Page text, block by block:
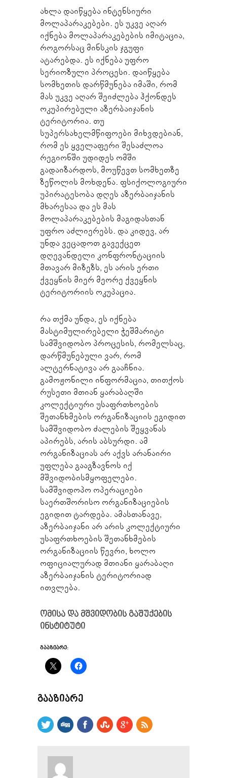
ახლა დაიწყება ინტენსიური
მოლაპარაკებები. ეს უკვე აღარ
იქნება მოლაპარაკებების იმიტაცია,
როგორსაც მინსკის ჯგუფი
ატარებდა. ეს იქნება უფრო
სერიოზული პროცესი. დაიწყება
სომხეთის დარწმუნება იმაში, რომ
მას უკვე აღარ შეიძლება ჰქონდეს
ოკუპირებული აზერბაიჯანის
ტერიტორია. თუ
სუპერსახელმწიფოები მიხვდებიან,
რომ ეს ყველაფერი შესაძლოა
რეგიონში უდიდეს ომში
გადაიზარდოს, მოუწევთ სომხეთზე
ზეწოლის მოხდენა. ფსიქოლოგიური
უპირატესობა დღეს აზერბაიჯანის
მხარესაა და ეს მას
მოლაპარაკებების მაგიდასთან
უფრო აძლიერებს. და კიდევ, არ
უნდა ვეცადოთ გავექცეთ
დღევანდელი კონფრონტაციის
მთავარ მიზეზს, ეს არის ერთი
ქვეყნის მიერ მეორე ქვეყნის
ტერიტორიის ოკუპაცია.
რა თქმა უნდა, ეს იქნება
მასტიმულირებელი ჭეშმარიტი
სამშვიდობო პროცესის, რომელსაც,
დარწმუნებული ვარ, რომ
ალტერნატივა არ გააჩნია.
გამოჟონილი ინფორმაცია, თითქოს
რუსეთი მთიან ყარაბაღში
კოლექტიური უსაფრთხოების
შეთანხმების ორგანიზაციის ეგიდით
სამშვიდობო ძალების შეყვანას
აპირებს, არის აბსურდი. ამ
ორგანიზაციას არ აქვს არანაირი
უფლება გააგზავნოს იქ
მშვიდობისმყოფელები.
სამშვიდოპო ოპერაციები
საერთშორისო ორგანიზაციების
ეგიდით ტარდება. ამასთანავე,
აზერბაიჯანი არ არის კოლექტიური
უსაფრთხოების შეთანხმების
ორგანიზაციის წევრი, ხოლო
ოფიციალურად მთიანი ყარაბაღი
აზერბაიჯანის ტერიტორიად
ითვლება.
ომისა და მშვიდობის გაშუქების
ინსტიტუტი
ᲒᲐᲐᲖᲘᲐᲠᲔ:
ᲒᲐᲐᲖᲘᲐᲠᲔ